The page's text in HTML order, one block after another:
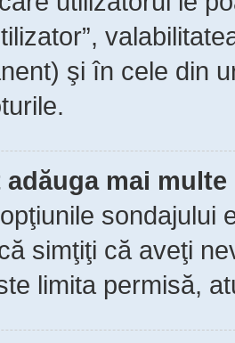
şi în cele din
adăuga mai
sondajului
simţiţi că aveţi
limita permisă,